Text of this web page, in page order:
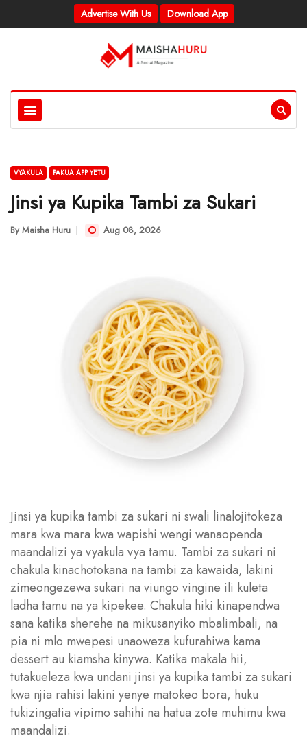
Advertise With Us Download App
VYAKULA PAKUA APP YETU
Jinsi ya Kupika Tambi za Sukari
By Maisha Huru Aug 08, 2026
Jinsi ya kupika tambi za sukari ni swali linalojitokeza
mara kwa mara kwa wapishi wengi wanaopenda
maandalizi ya vyakula vya tamu. Tambi za sukari ni
chakula kinachotokana na tambi za kawaida, lakini
zimeongezewa sukari na viungo vingine ili kuleta
ladha tamu na ya kipekee. Chakula hiki kinapendwa
sana katika sherehe na mikusanyiko mbalimbali, na
pia ni mlo mwepesi unaoweza kufurahiwa kama
dessert au kiamsha kinywa. Katika makala hii,
tutakueleza kwa undani jinsi ya kupika tambi za sukari
kwa njia rahisi lakini yenye matokeo bora, huku
tukizingatia vipimo sahihi na hatua zote muhimu kwa
maandalizi.